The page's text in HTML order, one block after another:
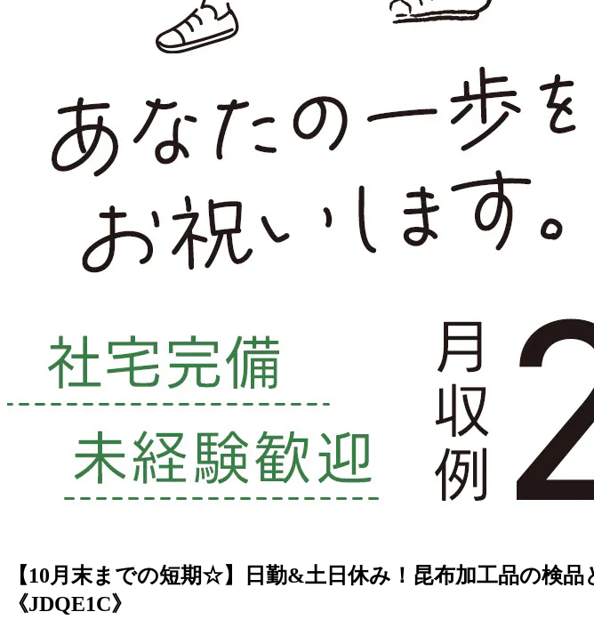
【10月末までの短期☆】日勤&土日休み！昆布加工品の検
《JDQE1C》